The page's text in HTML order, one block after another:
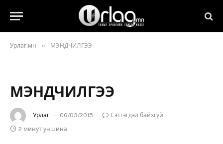
Урлаг.мн » МЭНДЧИЛГЭЭ
МЭНДЧИЛГЭЭ
Урлаг 06/03/2015
Сэтгэгдэл байхгүй
2 минут уншина